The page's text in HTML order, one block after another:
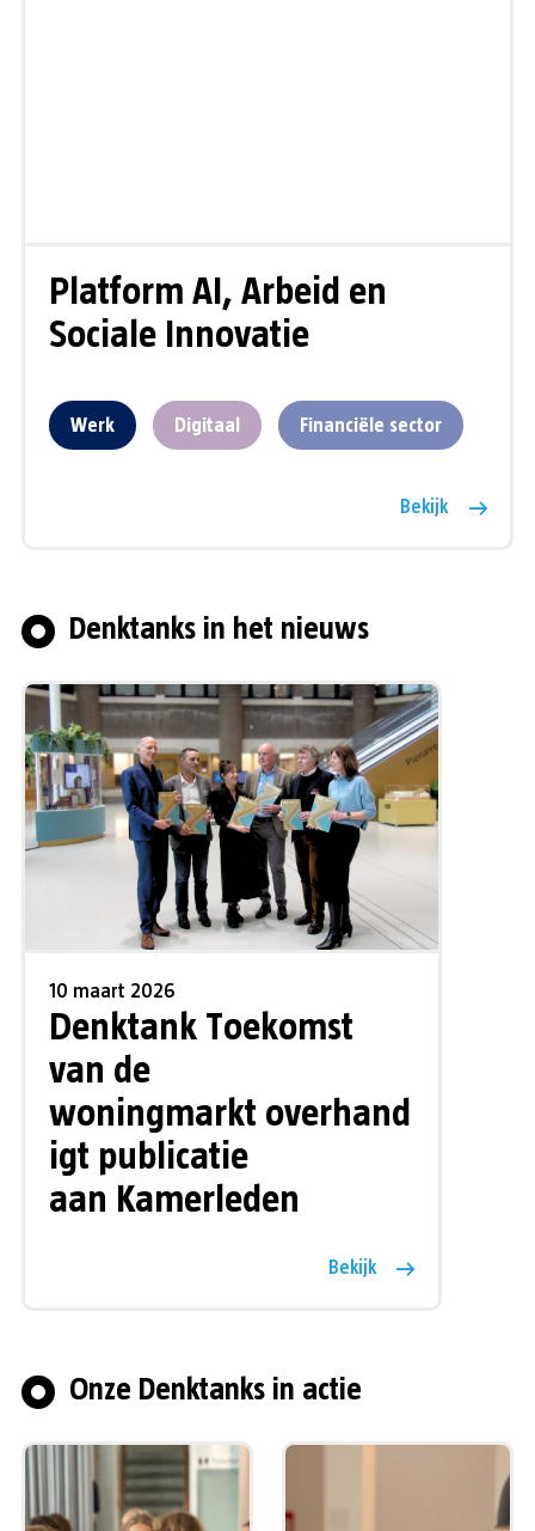
Platform AI, Arbeid en
Sociale Innovatie
Werk Digitaal Financiële sector
Bekijk
Denktanks in het nieuws
10 maart 2026
Denktank Toekomst
van de
woningmarkt overhand
igt publicatie
aan Kamerleden
Bekijk
Onze Denktanks in actie